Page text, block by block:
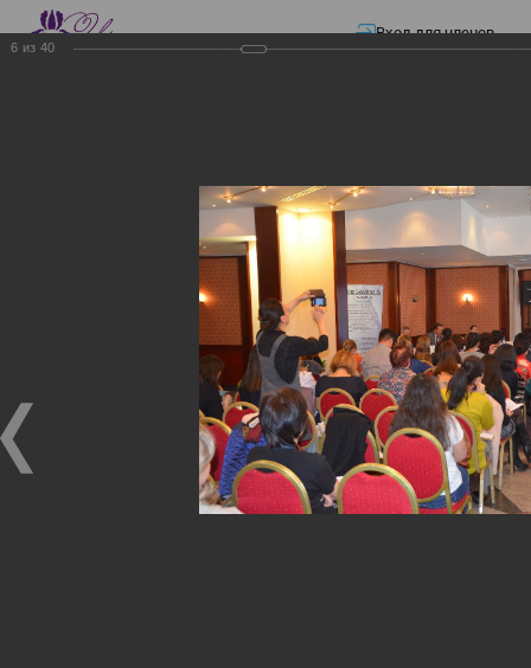
Вход для членов
Презентации—Изменения в трудовом и налоговом
законодательстве: Обязательное медицинское страхование, всеобщее
налоговое декларирование, изменения в налоговом законодательстве
2017 года в части ИПН и СН
Изменения в трудовом и
налоговом
законодательстве:
Обязательное
медицинское страхование,
6 из 40